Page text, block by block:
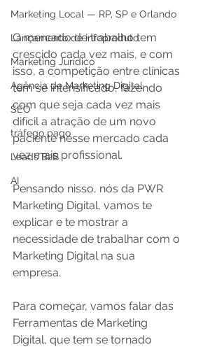
Marketing Local — RP, SP e Orlando
Lançamento de infoproduto
Marketing Jurídico
Agência de Marketing Digital
SEO
tráfego pago
Leads B2B
AI
O mercado de trabalho tem
crescido cada vez mais, e com
isso, a competição entre clínicas
tem se intensificado, fazendo
com que seja cada vez mais
difícil a atração de um novo
paciente nesse mercado cada
vez mais profissional.
Pensando nisso, nós da PWR
Marketing Digital, vamos te
explicar e te mostrar a
necessidade de trabalhar com o
Marketing Digital na sua
empresa.
Para começar, vamos falar das
Ferramentas de Marketing
Digital, que tem se tornado